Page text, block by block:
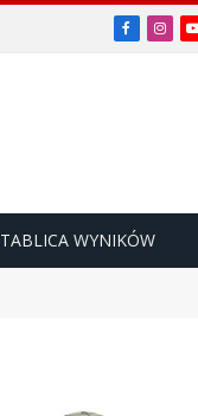
TABLICA WYNIKÓW